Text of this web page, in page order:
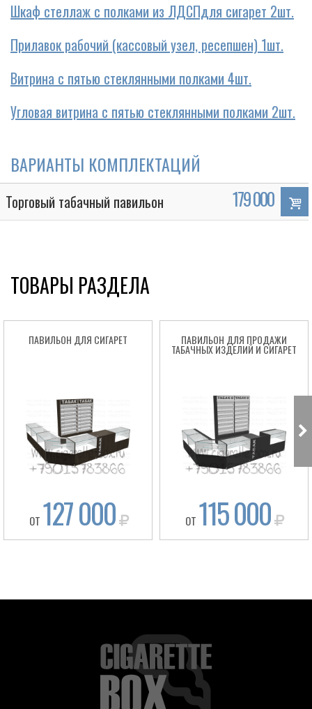
Шкаф стеллаж с полками из ЛДСПдля сигарет 2шт.
Прилавок рабочий (кассовый узел, ресепшен) 1шт.
Витрина с пятью стеклянными полками 4шт.
Угловая витрина с пятью стеклянными полками 2шт.
ВАРИАНТЫ КОМПЛЕКТАЦИЙ
Торговый табачный павильон 179 000
ТОВАРЫ РАЗДЕЛА
ПАВИЛЬОН ДЛЯ СИГАРЕТ
ОТ 127 000
ПАВИЛЬОН ДЛЯ ПРОДАЖИ
ТАБАЧНЫХ ИЗДЕЛИЙ И СИГАРЕТ
ОТ 115 000